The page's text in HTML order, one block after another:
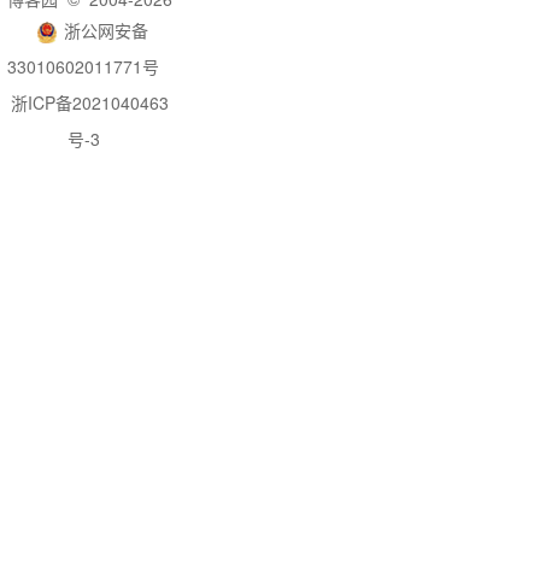
浙公网安备
33010602011771号
浙ICP备2021040463
号-3